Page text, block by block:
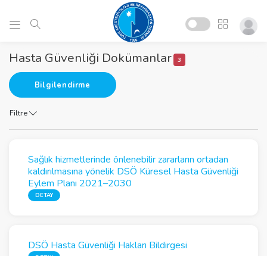
Hasta Güvenliği Dokümanlar 3
Bilgilendirme
Filtre
Sağlık hizmetlerinde önlenebilir zararların ortadan
kaldırılmasına yönelik DSÖ Küresel Hasta Güvenliği
Eylem Planı 2021–2030
DETAY
DSÖ Hasta Güvenliği Hakları Bildirgesi